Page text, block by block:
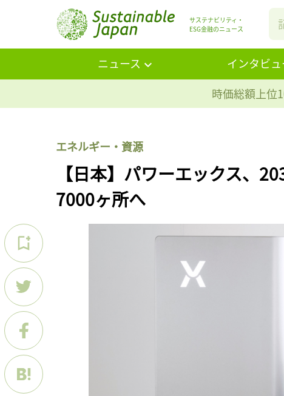
サステナビリティ・
ESG金融のニュース
ニュース インタビュ
時価総額上位
エネルギー・資源
【日本】パワーエックス、
7000ヶ所へ